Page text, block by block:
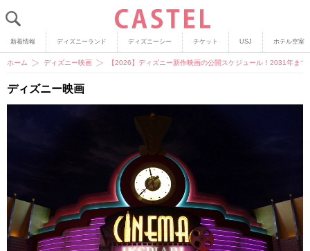
新着情報 ディズニーランド ディズニーシー チケット USJ ホテル空室
ホーム ディズニー映画 【2026】ディズニー新作映画の公開スケジュール！2031年ま
ディズニー映画